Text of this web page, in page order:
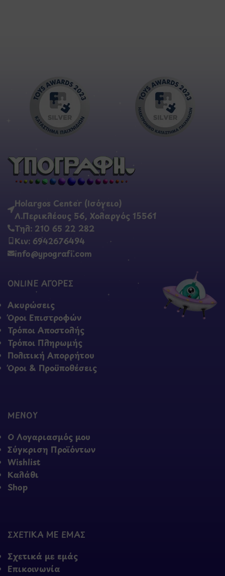
Holargos Center (Ισόγειο)
Λ.Περικλέους 56, Χολαργός 15561
Τηλ: 210 65 22 282
Κιν: 6942676494
info@ypografi.com
ONLINE ΑΓΟΡΕΣ
Ακυρώσεις
Όροι Επιστροφών
Τρόποι Αποστολής
Τρόποι Πληρωμής
Πολιτική Απορρήτου
Όροι & Προϋποθέσεις
ΜΕΝΟΥ
Ο Λογαριασμός μου
Σύγκριση Προϊόντων
Wishlist
Καλάθι
Shop
ΣΧΕΤΙΚΑ ΜΕ ΕΜΑΣ
Σχετικά με εμάς
Επικοινωνία